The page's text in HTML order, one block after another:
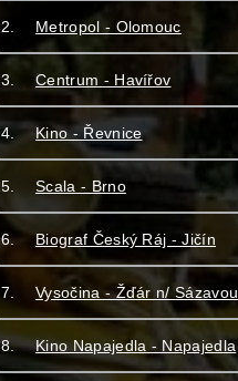
2. Metropol - Olomouc
3. Centrum - Havířov
4. Kino - Řevnice
5. Scala - Brno
6. Biograf Český Ráj - Jičín
7. Vysočina - Žďár n/ Sázavou
8. Kino Napajedla - Napajedla